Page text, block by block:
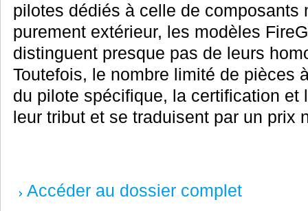
pilotes dédiés à celle de composants
purement extérieur, les modèles
distinguent presque pas de leurs
Toutefois, le nombre limité de pièces
du pilote spécifique, la certification et
leur tribut et se traduisent par un prix
Accéder au dossier complet